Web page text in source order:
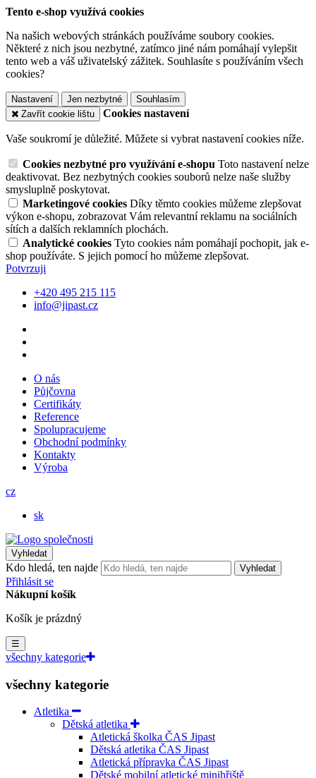
Tento e-shop využívá cookies
Na našich webových stránkách používáme soubory cookies.
Některé z nich jsou nezbytné, zatímco jiné nám pomáhají vylepšit
tento web a váš uživatelský zážitek. Souhlasíte s používáním všech
cookies?
Nastavení Jen nezbytné
Souhlasím
Zavřít cookie lištu
Cookies nastavení
Vaše soukromí je důležité. Můžete si vybrat nastavení cookies níže.
Cookies nezbytné pro využívání e-shopu Toto nastavení nelze
deaktivovat. Bez nezbytných cookies souborů nelze naše služby
smysluplně poskytovat.
Marketingové cookies Díky těmto cookies můžeme zlepšovat
výkon e-shopu, zobrazovat Vám relevantní reklamu na sociálních
sítích a dalších reklamních plochách.
Analytické cookies Tyto cookies nám pomáhají pochopit, jak e-
shop používáte. S jejich pomocí ho můžeme zlepšovat.
Potvrzuji
+420 495 215 115
info@jipast.cz
O nás
Půjčovna
Certifikáty
Reference
Spolupracujeme
Obchodní podmínky
Kontakty
Výroba
cz
sk
Vyhledat
Kdo hledá, ten najde Vyhledat
Přihlásit se
Nákupní košík
Košík je prázdný
☰
všechny kategorie
všechny kategorie
Atletika
Dětská atletika
Atletická školka ČAS Jipast
Dětská atletika ČAS Jipast
Atletická přípravka ČAS Jipast
Dětské mobilní atletické minihřiště